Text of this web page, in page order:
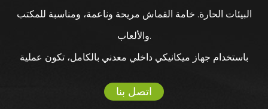
البيئات الحارة. خامة القماش مريحة وناعمة، ومناسبة للمكتب
والألعاب.
باستخدام جهاز ميكانيكي داخلي معدني بالكامل، تكون عملية
المقعرة، فهي توفر دعمًا مريحًا جيدًا؛ وهو يدعم التعديل رباعي
اتصل بنا